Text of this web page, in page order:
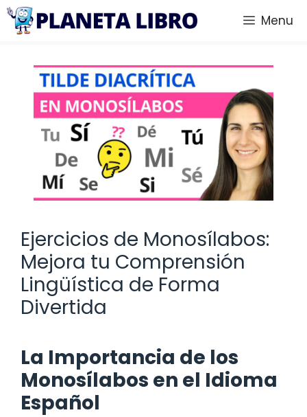
Saltar
Menu
Ejercicios de Monosílabos:
Mejora tu Comprensión
Lingüística de Forma
Divertida
La Importancia de los
Monosílabos en el Idioma
Español